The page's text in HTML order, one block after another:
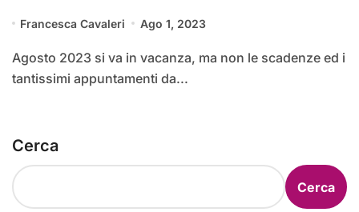
Francesca Cavaleri Ago 1, 2023
Agosto 2023 si va in vacanza, ma non le scadenze ed i
tantissimi appuntamenti da...
Cerca
Cerca